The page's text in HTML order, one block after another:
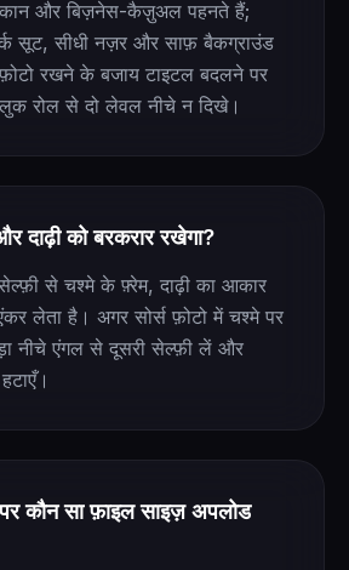
और बिज़नेस-कैज़ुअल पहनते हैं;
सूट, सीधी नज़र और साफ़ बैकग्राउंड
रखने के बजाय टाइटल बदलने पर
रोल से दो लेवल नीचे न दिखे।
दाढ़ी को बरकरार रखेगा?
से चश्मे के फ़्रेम, दाढ़ी का आकार
लेता है। अगर सोर्स फ़ोटो में चश्मे पर
नीचे एंगल से दूसरी सेल्फ़ी लें और
कौन सा फ़ाइल साइज़ अपलोड